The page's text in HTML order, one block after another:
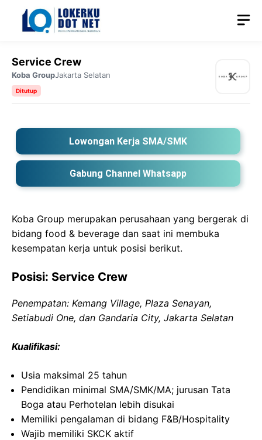
Langsung
Service Crew
Koba GroupJakarta Selatan
Ditutup
Lowongan Kerja SMA/SMK
Gabung Channel Whatsapp
Koba Group merupakan perusahaan yang bergerak di
bidang food & beverage dan saat ini membuka
kesempatan kerja untuk posisi berikut.
Posisi: Service Crew
Penempatan: Kemang Village, Plaza Senayan,
Setiabudi One, dan Gandaria City, Jakarta Selatan
Kualifikasi:
Usia maksimal 25 tahun
Pendidikan minimal SMA/SMK/MA; jurusan Tata
Boga atau Perhotelan lebih disukai
Memiliki pengalaman di bidang F&B/Hospitality
Wajib memiliki SKCK aktif